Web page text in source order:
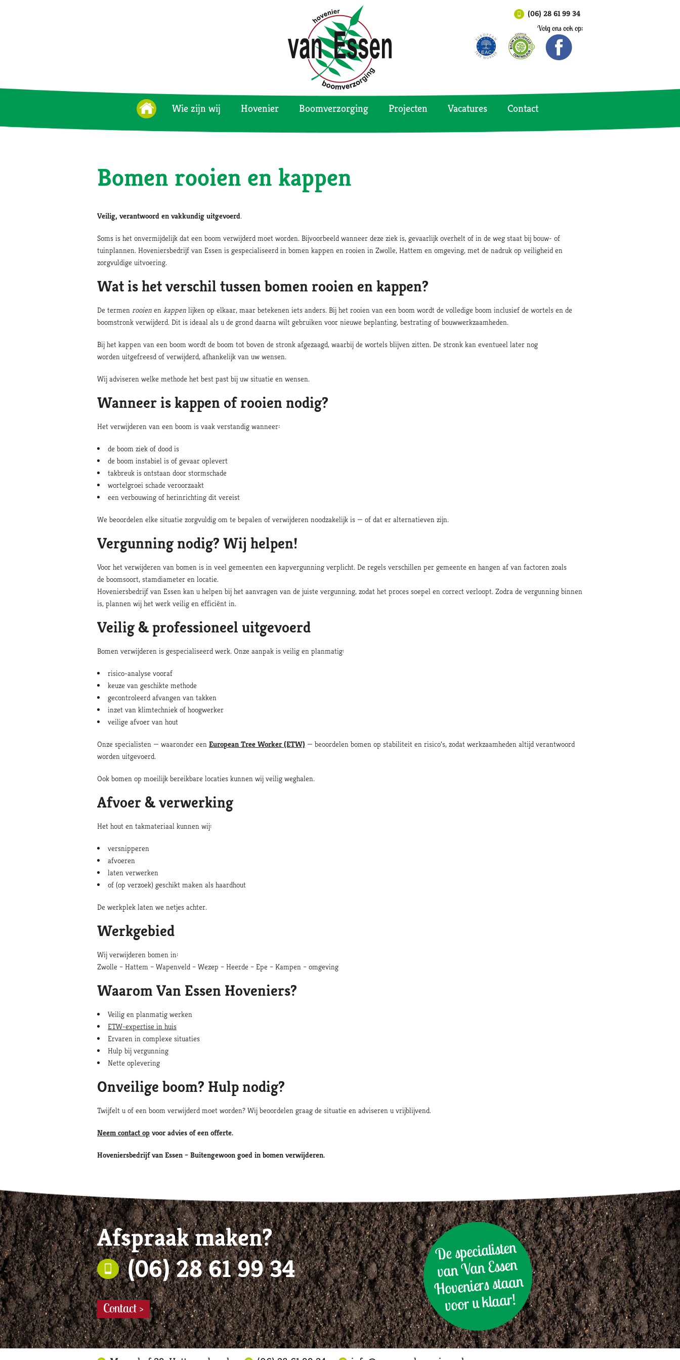
(06) 28 61 99 34
Wie zijn wij Hovenier Boomverzorging Projecten Vacatures Contact
Bomen rooien en kappen
Veilig, verantwoord en vakkundig uitgevoerd.
Soms is het onvermijdelijk dat een boom verwijderd moet worden. Bijvoorbeeld wanneer deze ziek is, gevaarlijk overhelt of in de weg staat bij bouw- of
tuinplannen. Hoveniersbedrijf van Essen is gespecialiseerd in bomen kappen en rooien in Zwolle, Hattem en omgeving, met de nadruk op veiligheid en
zorgvuldige uitvoering.
Wat is het verschil tussen bomen rooien en kappen?
De termen rooien en kappen lijken op elkaar, maar betekenen iets anders. Bij het rooien van een boom wordt de volledige boom inclusief de wortels en de
boomstronk verwijderd. Dit is ideaal als u de grond daarna wilt gebruiken voor nieuwe beplanting, bestrating of bouwwerkzaamheden.
Bij het kappen van een boom wordt de boom tot boven de stronk afgezaagd, waarbij de wortels blijven zitten. De stronk kan eventueel later nog
worden uitgefreesd of verwijderd, afhankelijk van uw wensen.
Wij adviseren welke methode het best past bij uw situatie en wensen.
Wanneer is kappen of rooien nodig?
Het verwijderen van een boom is vaak verstandig wanneer:
de boom ziek of dood is
de boom instabiel is of gevaar oplevert
takbreuk is ontstaan door stormschade
wortelgroei schade veroorzaakt
een verbouwing of herinrichting dit vereist
We beoordelen elke situatie zorgvuldig om te bepalen of verwijderen noodzakelijk is — of dat er alternatieven zijn.
Vergunning nodig? Wij helpen!
Voor het verwijderen van bomen is in veel gemeenten een kapvergunning verplicht. De regels verschillen per gemeente en hangen af van factoren zoals
de boomsoort, stamdiameter en locatie.
Hoveniersbedrijf van Essen kan u helpen bij het aanvragen van de juiste vergunning, zodat het proces soepel en correct verloopt. Zodra de vergunning binnen
is, plannen wij het werk veilig en efficiënt in.
Veilig & professioneel uitgevoerd
Bomen verwijderen is gespecialiseerd werk. Onze aanpak is veilig en planmatig:
risico-analyse vooraf
keuze van geschikte methode
gecontroleerd afvangen van takken
inzet van klimtechniek of hoogwerker
veilige afvoer van hout
Onze specialisten — waaronder een European Tree Worker (ETW) — beoordelen bomen op stabiliteit en risico’s, zodat werkzaamheden altijd verantwoord
worden uitgevoerd.
Ook bomen op moeilijk bereikbare locaties kunnen wij veilig weghalen.
Afvoer & verwerking
Het hout en takmateriaal kunnen wij:
versnipperen
afvoeren
laten verwerken
of (op verzoek) geschikt maken als haardhout
De werkplek laten we netjes achter.
Werkgebied
Wij verwijderen bomen in:
Zwolle – Hattem – Wapenveld – Wezep – Heerde – Epe – Kampen – omgeving
Waarom Van Essen Hoveniers?
Veilig en planmatig werken
ETW-expertise in huis
Ervaren in complexe situaties
Hulp bij vergunning
Nette oplevering
Onveilige boom? Hulp nodig?
Twijfelt u of een boom verwijderd moet worden? Wij beoordelen graag de situatie en adviseren u vrijblijvend.
Neem contact op voor advies of een offerte.
Hoveniersbedrijf van Essen – Buitengewoon goed in bomen verwijderen.
Afspraak maken?
(06) 28 61 99 34
Contact >
De specialisten
van Van Essen
Hoveniers staan
voor u klaar!